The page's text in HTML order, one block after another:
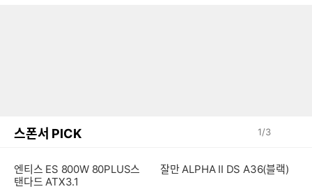
스폰서 PICK 1/3
엔티스 ES 800W 80PLUS스
탠다드 ATX3.1
잘만 ALPHA II DS A36(블랙)